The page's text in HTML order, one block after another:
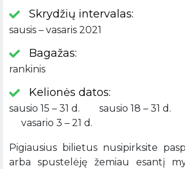
Skrydžių intervalas:
sausis – vasaris 2021
Bagažas:
rankinis
Kelionės datos:
sausio 15 – 31 d. sausio 18 – 31 d.
vasario 3 – 21 d.
Pigiausius bilietus nusipirksite
arba spustelėję žemiau esantį